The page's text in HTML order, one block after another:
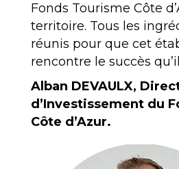
Fonds Tourisme Côte
territoire. Tous les
réunis pour que cet
rencontre le succès
Alban DEVAULX,
d’Investissement du
Côte d’Azur.